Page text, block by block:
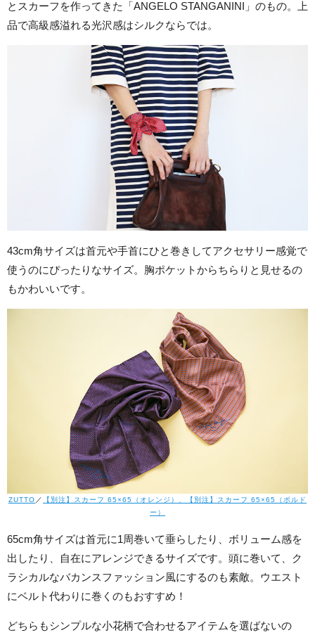
とスカーフを作ってきた「ANGELO STANGANINI」のもの。上
品で高級感溢れる光沢感はシルクならでは。
43cm角サイズは首元や手首にひと巻きしてアクセサリー感覚で
使うのにぴったりなサイズ。胸ポケットからちらりと見せるの
もかわいいです。
ZUTTO ／
【別注】スカーフ 65×65（オレンジ）、【別注】スカーフ 65×65（ボルド
ー）
65cm角サイズは首元に1周巻いて垂らしたり、ボリューム感を
出したり、自在にアレンジできるサイズです。頭に巻いて、ク
ラシカルなバカンスファッション風にするのも素敵。ウエスト
にベルト代わりに巻くのもおすすめ！
どちらもシンプルな小花柄で合わせるアイテムを選ばないの